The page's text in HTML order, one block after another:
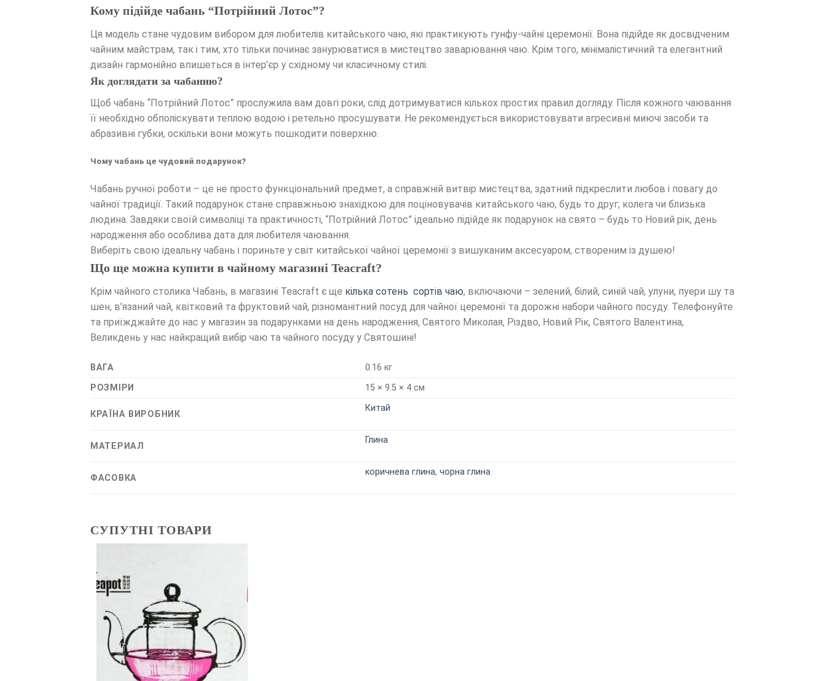
Кому підійде чабань “Потрійний Лотос”?
Ця модель стане чудовим вибором для любителів китайського чаю, які практикують гунфу-чайні церемонії. Вона підійде як досвідченим
чайним майстрам, так і тим, хто тільки починає занурюватися в мистецтво заварювання чаю. Крім того, мінімалістичний та елегантний
дизайн гармонійно впишеться в інтер’єр у східному чи класичному стилі.
Як доглядати за чабанню?
Щоб чабань “Потрійний Лотос” прослужила вам довгі роки, слід дотримуватися кількох простих правил догляду. Після кожного чаювання
її необхідно обполіскувати теплою водою і ретельно просушувати. Не рекомендується використовувати агресивні миючі засоби та
абразивні губки, оскільки вони можуть пошкодити поверхню.
Чому чабань це чудовий подарунок?
Чабань ручної роботи – це не просто функціональний предмет, а справжній витвір мистецтва, здатний підкреслити любов і повагу до
чайної традиції. Такий подарунок стане справжньою знахідкою для поціновувачів китайського чаю, будь то друг, колега чи близька
людина. Завдяки своїй символіці та практичності, “Потрійний Лотос” ідеально підійде як подарунок на свято – будь то Новий рік, день
народження або особлива дата для любителя чаювання.
Виберіть свою ідеальну чабань і пориньте у світ китайської чайної церемонії з вишуканим аксесуаром, створеним із душею!
Що ще можна купити в чайному магазині Teacraft?
Крім чайного столика Чабань, в магазині Teacraft є ще кілька сотень сортів чаю, включаючи – зелений, білий, синій чай, улуни, пуери шу та
шен, в’язаний чай, квітковий та фруктовий чай, різноманітний посуд для чайної церемонії та дорожні набори чайного посуду. Телефонуйте
та приїжджайте до нас у магазин за подарунками на день народження, Святого Миколая, Різдво, Новий Рік, Святого Валентина,
Великдень у нас найкращий вибір чаю та чайного посуду у Святошині!
ВАГА
0.16 кг
РОЗМІРИ
15 × 9.5 × 4 см
КРАЇНА ВИРОБНИК
Китай
МАТЕРИАЛ
Глина
ФАСОВКА
коричнева глина,чорна глина
СУПУТНІ ТОВАРИ